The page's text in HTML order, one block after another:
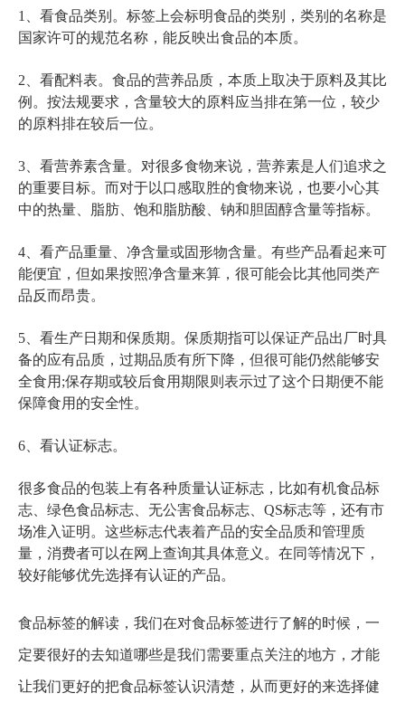
1、看食品类别。标签上会标明食品的类别，类别的名称是
国家许可的规范名称，能反映出食品的本质。
2、看配料表。食品的营养品质，本质上取决于原料及其比
例。按法规要求，含量较大的原料应当排在第一位，较少
的原料排在较后一位。
3、看营养素含量。对很多食物来说，营养素是人们追求之
的重要目标。而对于以口感取胜的食物来说，也要小心其
中的热量、脂肪、饱和脂肪酸、钠和胆固醇含量等指标。
4、看产品重量、净含量或固形物含量。有些产品看起来可
能便宜，但如果按照净含量来算，很可能会比其他同类产
品反而昂贵。
5、看生产日期和保质期。保质期指可以保证产品出厂时具
备的应有品质，过期品质有所下降，但很可能仍然能够安
全食用;保存期或较后食用期限则表示过了这个日期便不能
保障食用的安全性。
6、看认证标志。
很多食品的包装上有各种质量认证标志，比如有机食品标
志、绿色食品标志、无公害食品标志、QS标志等，还有市
场准入证明。这些标志代表着产品的安全品质和管理质
量，消费者可以在网上查询其具体意义。在同等情况下，
较好能够优先选择有认证的产品。
食品标签的解读，我们在对食品标签进行了解的时候，一
定要很好的去知道哪些是我们需要重点关注的地方，才能
让我们更好的把食品标签认识清楚，从而更好的来选择健